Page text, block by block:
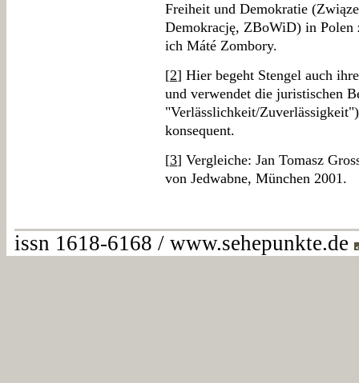
Freiheit und Demokratie
Demokrację, ZBoWiD) in Polen
ich Máté Zombory.
[2] Hier begeht Stengel auch
und verwendet die juristischen
"Verlässlichkeit/
konsequent.
[3] Vergleiche: Jan Tomasz
von Jedwabne, München 2001.
issn 1618-6168 / www.sehepunkte.de